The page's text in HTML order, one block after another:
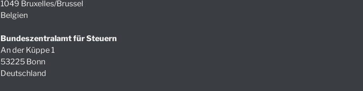
1049 Bruxelles/Brussel
Belgien
Bundeszentralamt für Steuern
An der Küppe 1
53225 Bonn
Deutschland